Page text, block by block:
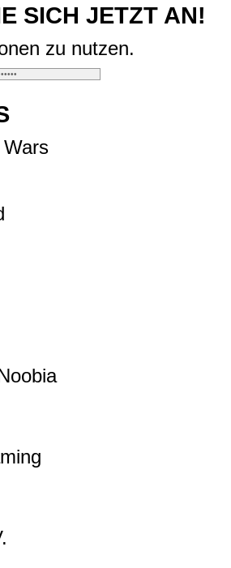
SICH JETZT AN!
zu nutzen.